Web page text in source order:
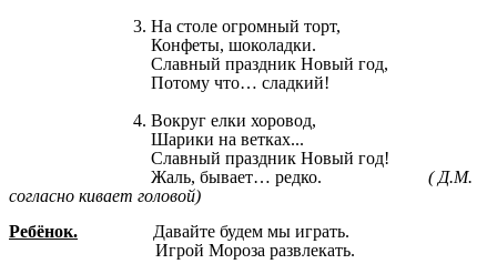
3. На столе огромный торт,
Конфеты, шоколадки.
Славный праздник Новый год,
Потому что… сладкий!
4. Вокруг елки хоровод,
Шарики на ветках...
Славный праздник Новый год!
Жаль, бывает… редко. ( Д.М.
согласно кивает головой)
Ребёнок. Давайте будем мы играть.
Игрой Мороза развлекать.